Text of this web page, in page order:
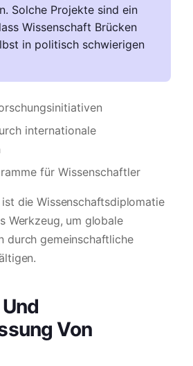
Solche Projekte sind ein
Wissenschaft Brücken
in politisch schwierigen
internationale
für Wissenschaftler
die Wissenschaftsdiplomatie
Werkzeug, um globale
durch gemeinschaftliche
Von